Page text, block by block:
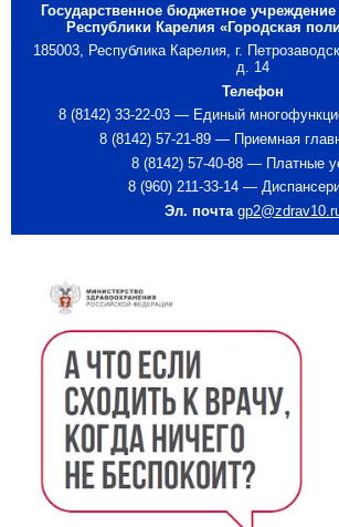
Государственное бюджетное
Республики Карелия «Городская
185003, Республика Карелия, г.
д. 14
Телефон
8 (8142) 33-22-03 — Единый
8 (8142) 57-21-89 — Приемная
8 (8142) 57-40-88 — Платные
8 (960) 211-33-14 —
Эл. почта